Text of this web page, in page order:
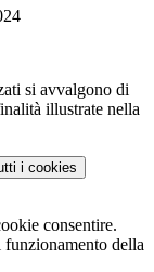
si avvalgono di
illustrate nella
i cookies
consentire.
della